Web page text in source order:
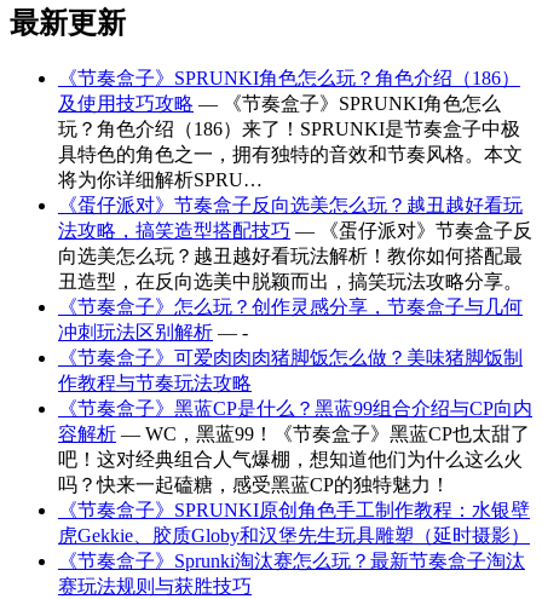
最新更新
《节奏盒子》SPRUNKI角色怎么玩？角色介绍（186）
及使用技巧攻略 — 《节奏盒子》SPRUNKI角色怎么
玩？角色介绍（186）来了！SPRUNKI是节奏盒子中极
具特色的角色之一，拥有独特的音效和节奏风格。本文
将为你详细解析SPRU…
《蛋仔派对》节奏盒子反向选美怎么玩？越丑越好看玩
法攻略，搞笑造型搭配技巧 — 《蛋仔派对》节奏盒子反
向选美怎么玩？越丑越好看玩法解析！教你如何搭配最
丑造型，在反向选美中脱颖而出，搞笑玩法攻略分享。
《节奏盒子》怎么玩？创作灵感分享，节奏盒子与几何
冲刺玩法区别解析 — -
《节奏盒子》可爱肉肉肉猪脚饭怎么做？美味猪脚饭制
作教程与节奏玩法攻略
《节奏盒子》黑蓝CP是什么？黑蓝99组合介绍与CP向内
容解析 — WC，黑蓝99！《节奏盒子》黑蓝CP也太甜了
吧！这对经典组合人气爆棚，想知道他们为什么这么火
吗？快来一起磕糖，感受黑蓝CP的独特魅力！
《节奏盒子》SPRUNKI原创角色手工制作教程：水银壁
虎Gekkie、胶质Globy和汉堡先生玩具雕塑（延时摄影）
《节奏盒子》Sprunki淘汰赛怎么玩？最新节奏盒子淘汰
赛玩法规则与获胜技巧